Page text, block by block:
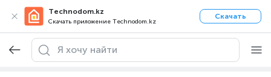
Technodom.kz
Скачать приложение Technodom.kz
Скачать